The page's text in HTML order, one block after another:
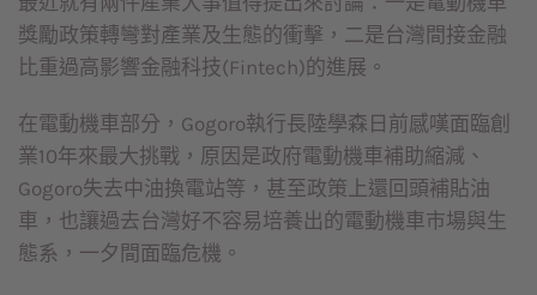
獎勵政策轉彎對產業及生態的衝擊，二是台灣間接金融
比重過高影響金融科技(Fintech)的進展。
在電動機車部分，Gogoro執行長陸學森日前感嘆面臨創
業10年來最大挑戰，原因是政府電動機車補助縮減、
Gogoro失去中油換電站等，甚至政策上還回頭補貼油
車，也讓過去台灣好不容易培養出的電動機車市場與生
態系，一夕間面臨危機。